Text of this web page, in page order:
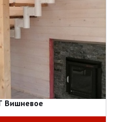
Вишневое